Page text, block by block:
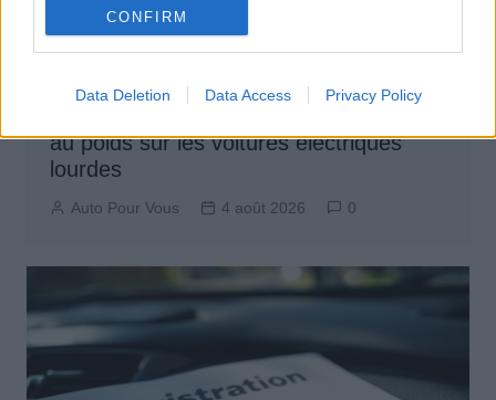
CONFIRM
Data Deletion Data Access Privacy Policy
au poids sur les voitures électriques
lourdes
Auto Pour Vous 4 août 2026 0